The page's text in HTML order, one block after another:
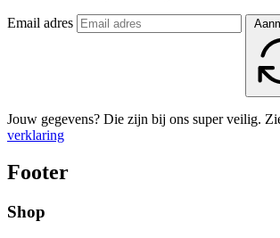
Email adres
Jouw gegevens? Die zijn bij ons super veilig.
verklaring
Footer
Shop